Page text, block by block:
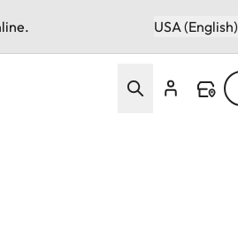
USA (English)